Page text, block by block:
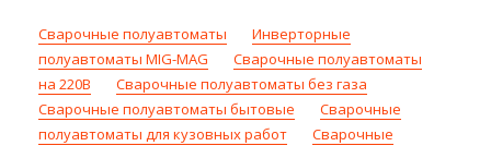
Сварочные полуавтоматы
Инверторные
полуавтоматы MIG-MAG
Сварочные полуавтоматы
на 220В
Сварочные полуавтоматы без газа
Сварочные полуавтоматы бытовые
Сварочные
полуавтоматы для кузовных работ
Сварочные